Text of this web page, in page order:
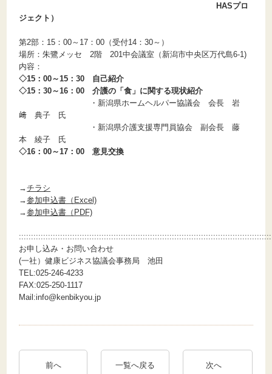
HASプロ
ジェクト）
第2部：15：00～17：00（受付14：30～）
場所：朱鷺メッセ 2階 201中会議室（新潟市中央区万代島6-1)
内容：
◇15：00～15：30 自己紹介
◇15：30～16：00 介護の「食」に関する現状紹介
・新潟県ホームヘルパー協議会 会長 岩
﨑 典子 氏
・新潟県介護支援専門員協会 副会長 藤
本 綾子 氏
◇16：00～17：00 意見交換
→チラシ
→参加申込書（Excel)
→参加申込書（PDF)
お申し込み・お問い合わせ
(一社）健康ビジネス協議会事務局 池田
TEL:025-246-4233
FAX:025-250-1117
Mail:info@kenbikyou.jp
前へ 一覧へ戻る 次へ